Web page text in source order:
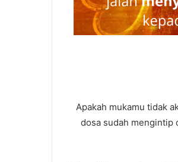
Apakah mukamu tidak
dosa sudah mengintip